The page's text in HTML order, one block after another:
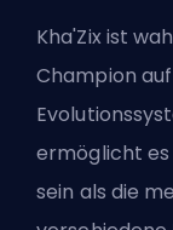
Kha'Zix ist
Champion
ermöglicht es
sein als die